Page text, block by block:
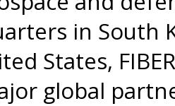
in South
States,
global